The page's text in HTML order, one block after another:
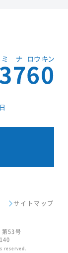
第53号
reserved.
サイトマップ